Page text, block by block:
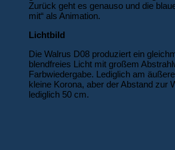
Zurück geht es genauso und die
mit“ als Animation.
Lichtbild
Die Walrus D08 produziert ein
blendfreies Licht mit großem
Farbwiedergabe. Lediglich am
kleine Korona, aber der Abstand zur
lediglich 50 cm.